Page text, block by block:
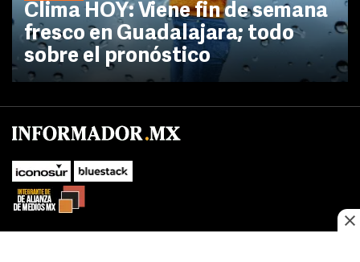
Clima HOY: Viene fin de semana
fresco en Guadalajara; todo
sobre el pronóstico